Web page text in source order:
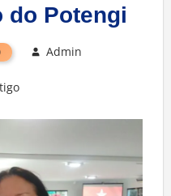
do Potengi
Admin